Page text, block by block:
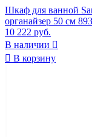
Шкаф для ванной
органайзер 50 см
10 222 руб.
В наличии 
 В корзину